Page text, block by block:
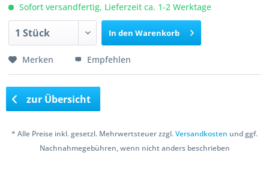
Sofort versandfertig, Lieferzeit ca. 1-2 Werktage
In den Warenkorb
Merken Empfehlen
zur Übersicht
* Alle Preise inkl. gesetzl. Mehrwertsteuer zzgl.Versandkosten und ggf.
Nachnahmegebühren, wenn nicht anders beschrieben